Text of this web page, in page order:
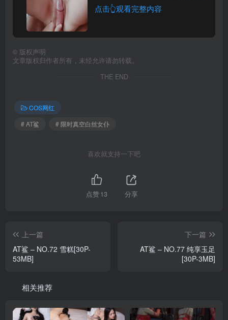
点击👆观看完整内容
© 版权声明
文章版权归作者所有，未经允许请勿转载。
THE END
COS网红
# AT鲨
# 限时真空白丝女仆
喜欢就支持一下吧
点赞13 分享
上一篇
AT鲨 – NO.72 雪糕[30P-
53MB]
下一篇
AT鲨 – NO.77 纯享玉足
[30P-3MB]
相关推荐